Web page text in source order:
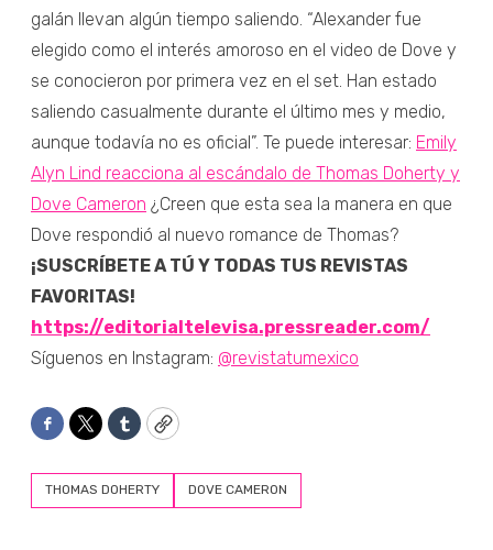
galán llevan algún tiempo saliendo. “Alexander fue
elegido como el interés amoroso en el video de Dove y
se conocieron por primera vez en el set. Han estado
saliendo casualmente durante el último mes y medio,
aunque todavía no es oficial”. Te puede interesar: Emily
Alyn Lind reacciona al escándalo de Thomas Doherty y
Dove Cameron ¿Creen que esta sea la manera en que
Dove respondió al nuevo romance de Thomas?
¡SUSCRÍBETE A TÚ Y TODAS TUS REVISTAS
FAVORITAS!
https://editorialtelevisa.pressreader.com/
Síguenos en Instagram: @revistatumexico
Facebook
TwitterTumblrCopy
THOMAS DOHERTY DOVE CAMERON